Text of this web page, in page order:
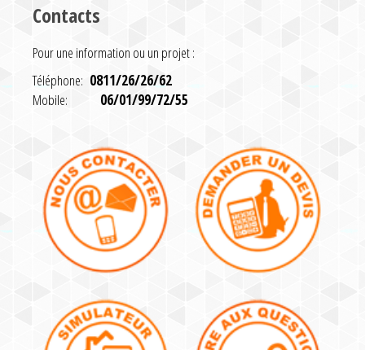
Contacts
Pour une information ou un projet :
Téléphone: 0811/26/26/62
Mobile:
06/01/99/72/55